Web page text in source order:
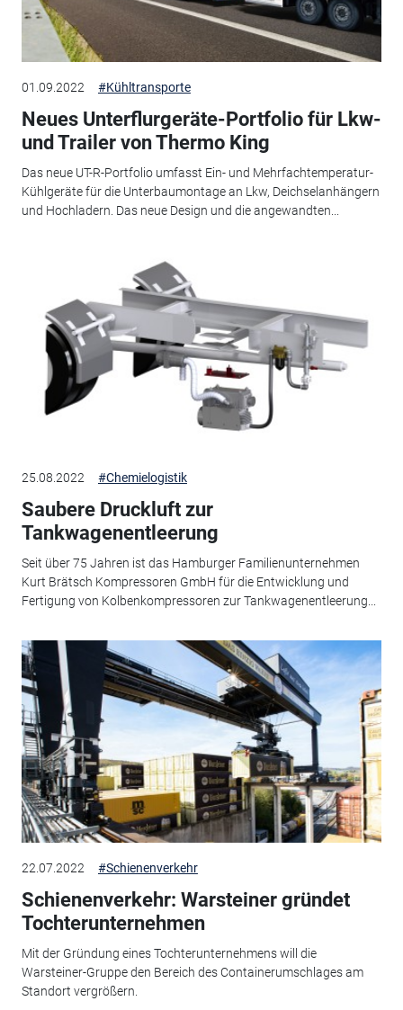
01.09.2022 #Kühltransporte
Neues Unterflurgeräte-Portfolio für Lkw-
und Trailer von Thermo King
Das neue UT-R-Portfolio umfasst Ein- und Mehrfachtemperatur-
Kühlgeräte für die Unterbaumontage an Lkw, Deichselanhängern
und Hochladern. Das neue Design und die angewandten...
25.08.2022 #Chemielogistik
Saubere Druckluft zur
Tankwagenentleerung
Seit über 75 Jahren ist das Hamburger Familienunternehmen
Kurt Brätsch Kompressoren GmbH für die Entwicklung und
Fertigung von Kolbenkompressoren zur Tankwagenentleerung...
22.07.2022 #Schienenverkehr
Schienenverkehr: Warsteiner gründet
Tochterunternehmen
Mit der Gründung eines Tochterunternehmens will die
Warsteiner-Gruppe den Bereich des Containerumschlages am
Standort vergrößern.